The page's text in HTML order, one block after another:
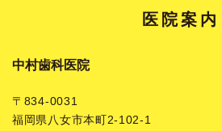
医院案内
中村歯科医院
〒834-0031
福岡県八女市本町2-102-1